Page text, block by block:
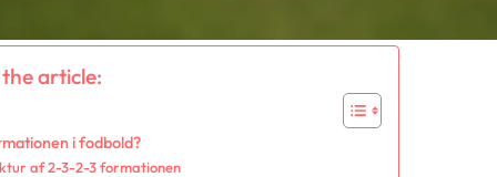
article:
i fodbold?
af 2-3-2-3 formationen